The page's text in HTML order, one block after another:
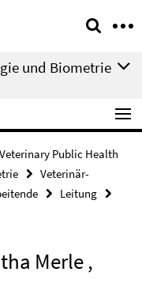
und Biometrie
Public Health
Veterinär-
Leitung
Merle ,